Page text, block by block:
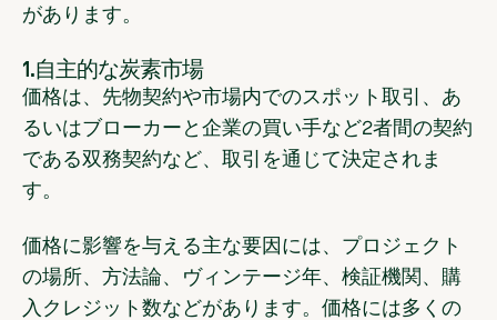
があります。
1.自主的な炭素市場
価格は、先物契約や市場内でのスポット取引、あ
るいはブローカーと企業の買い手など2者間の契約
である双務契約など、取引を通じて決定されま
す。
価格に影響を与える主な要因には、プロジェクト
の場所、方法論、ヴィンテージ年、検証機関、購
入クレジット数などがあります。価格には多くの